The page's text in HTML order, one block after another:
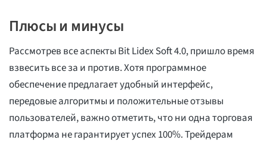
Плюсы и минусы
Рассмотрев все аспекты Bit Lidex Soft 4.0, пришло время
взвесить все за и против. Хотя программное
обеспечение предлагает удобный интерфейс,
передовые алгоритмы и положительные отзывы
пользователей, важно отметить, что ни одна торговая
платформа не гарантирует успех 100%. Трейдерам